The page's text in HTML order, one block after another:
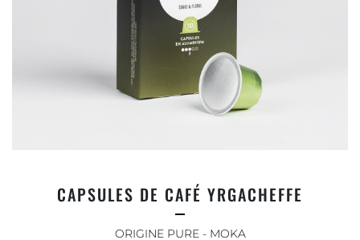
CAPSULES DE CAFÉ YRGACHEFFE
ORIGINE PURE - MOKA